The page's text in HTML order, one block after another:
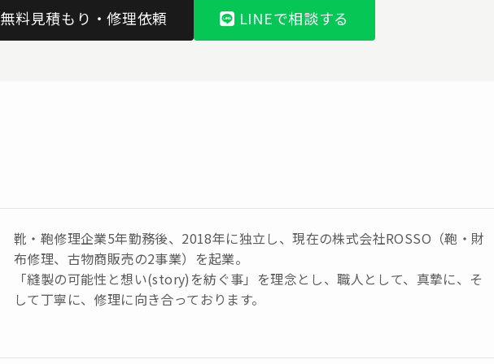
無料見積もり・修理依頼 LINEで相談する
靴・鞄修理企業5年勤務後、2018年に独立し、現在の株式会社ROSSO（鞄・財
布修理、古物商販売の2事業）を起業。
「縫製の可能性と想い(story)を紡ぐ事」を理念とし、職人として、真摯に、そ
して丁寧に、修理に向き合っております。